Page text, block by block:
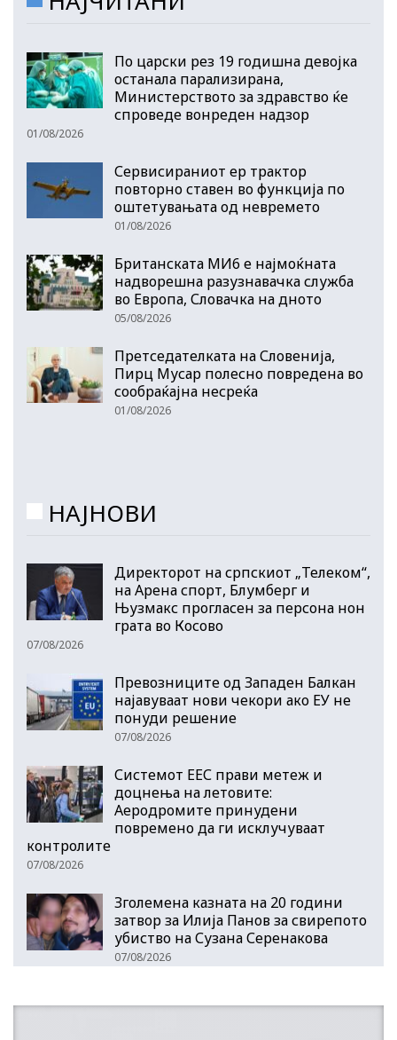
По царски рез 19 годишна девојка
останала парализирана,
Министерството за здравство ќе
спроведе вонреден надзор
01/08/2026
Сервисираниот ер трактор
повторно ставен во функција по
оштетувањата од невремето
01/08/2026
Британската МИ6 е најмоќната
надворешна разузнавачка служба
во Европа, Словачка на дното
05/08/2026
Претседателката на Словенија,
Пирц Мусар полесно повредена во
сообраќајна несреќа
01/08/2026
НАЈНОВИ
Директорот на српскиот „Телеком“,
на Арена спорт, Блумберг и
Њузмакс прогласен за персона нон
грата во Косово
07/08/2026
Превозниците од Западен Балкан
најавуваат нови чекори ако ЕУ не
понуди решение
07/08/2026
Системот ЕЕС прави метеж и
доцнења на летовите:
Аеродромите принудени
повремено да ги исклучуваат
контролите
07/08/2026
Зголемена казната на 20 години
затвор за Илија Панов за свирепото
убиство на Сузана Серенакова
07/08/2026